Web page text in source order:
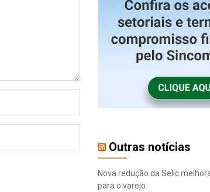
Outras notícias
Nova redução da Selic
para o varejo